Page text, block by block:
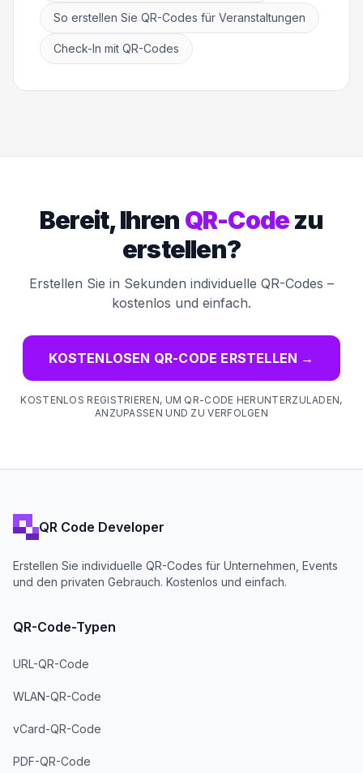
So erstellen Sie QR-Codes für Veranstaltungen
Check-In mit QR-Codes
Bereit, Ihren QR-Codezu
erstellen?
Erstellen Sie in Sekunden individuelle QR-Codes –
kostenlos und einfach.
KOSTENLOSEN QR-CODE ERSTELLEN →
KOSTENLOS REGISTRIEREN, UM QR-CODE HERUNTERZULADEN,
ANZUPASSEN UND ZU VERFOLGEN
QR Code Developer
Erstellen Sie individuelle QR-Codes für Unternehmen, Events
und den privaten Gebrauch. Kostenlos und einfach.
QR-Code-Typen
URL-QR-Code
WLAN-QR-Code
vCard-QR-Code
PDF-QR-Code